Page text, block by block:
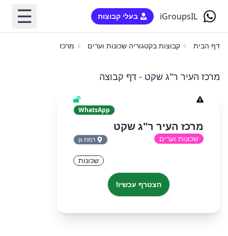
iGroupsIL בעלי קבוצות ☰
דף הבית קבוצות בקטגוריה שכונות וערים מרכז העיר ר"ג שקט
מרכז העיר ר"ג שקט - דף קבוצה
WhatsApp
מרכז העיר ר"ג שקט
שכונות וערים רמת גן
שכונות
הצטרף עכשיו!